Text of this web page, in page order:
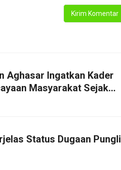
Aghasar Ingatkan Kader
Masyarakat Sejak
Status Dugaan Pungli